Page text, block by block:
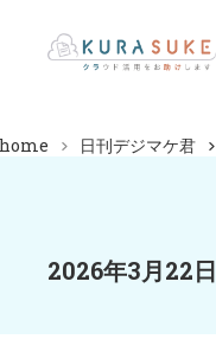
日刊デジマケ君
2026年3月22日